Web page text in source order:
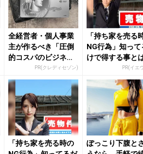
全経営者・個人事業
主が作るべき「圧倒
的コスパのビジネス
カード」PR(クレディセゾン)
「持ち家を売る
NG行為」知って
けで得する事と
PR(イエ
「持ち家を売る時の
ぽっこり下腹と